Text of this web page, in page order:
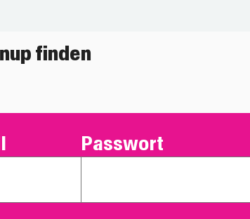
finden
Passwort